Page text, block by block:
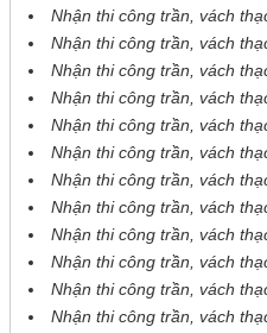
Nhận thi công trần, vách
Nhận thi công trần, vách
Nhận thi công trần, vách
Nhận thi công trần, vách
Nhận thi công trần, vách
Nhận thi công trần, vách
Nhận thi công trần, vách
Nhận thi công trần, vách
Nhận thi công trần, vách
Nhận thi công trần, vách
Nhận thi công trần, vách
Nhận thi công trần, vách